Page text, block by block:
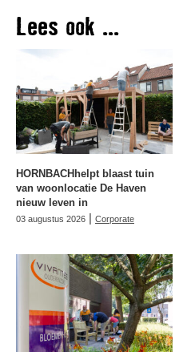
Lees ook ...
HORNBACHhelpt blaast tuin
van woonlocatie De Haven
nieuw leven in
03 augustus 2026 | Corporate